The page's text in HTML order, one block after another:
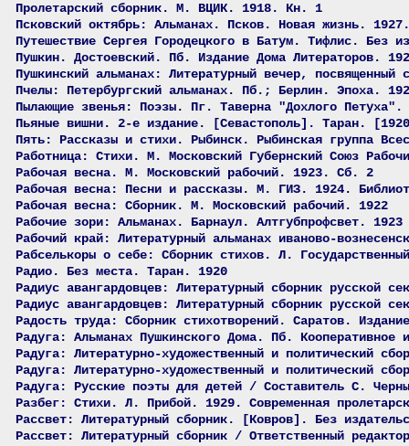
Пролетарский сборник. М. ВЦИК. 1918. Кн. 1
Псковский октябрь: Альманах. Псков. Новая жизнь.
Путешествие Сергея Городецкого в Батум. Тифлис. Без
Пушкин. Достоевский. Пб. Издание Дома Литераторов.
Пушкинский альманах: Литературный вечер,
Пчелы: Петербургский альманах. Пб.; Берлин. Эпоха.
Пылающие звенья: Поэзы. Пг. Таверна "Дохлого Петуха".
Пьяные вишни. 2-е издание. [Севастополь]. Таран.
Пять: Рассказы и стихи. Рыбинск. Рыбинская группа
Работница: Стихи. М. Московский Губернский Союз
Рабочая весна. М. Московский рабочий. 1923. Сб. 2
Рабочая весна: Песни и рассказы. М. ГИЗ. 1924.
Рабочая весна: Сборник. М. Московский рабочий. 1922
Рабочие зори: Альманах. Барнаул. Алтгубпрофсвет. 1923
Рабочий край: Литературный альманах иваново-
Рабселькоры о себе: Сборник стихов. Л.
Радио. Без места. Таран. 1920
Радиус авангардовцев: Литературный сборник русской
Радиус авангардовцев: Литературный сборник русской
Радость труда: Сборник стихотворений. Саратов.
Радуга: Альманах Пушкинского Дома. Пб. Кооперативное
Радуга: Литературно-художественный и политический
Радуга: Литературно-художественный и политический
Радуга: Русские поэты для детей / Составитель С.
Разбег: Стихи. Л. Прибой. 1929. Современная
Рассвет: Литературный сборник. [Ковров]. Без
Рассвет: Литературный сборник / Ответственный